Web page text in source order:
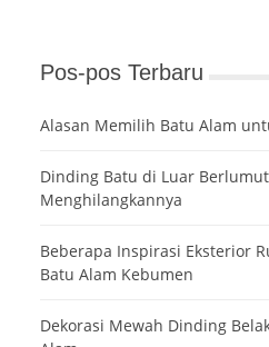
Pos-pos Terbaru
Alasan Memilih Batu Alam
Dinding Batu di Luar
Menghilangkannya
Beberapa Inspirasi Eksterior
Batu Alam Kebumen
Dekorasi Mewah Dinding